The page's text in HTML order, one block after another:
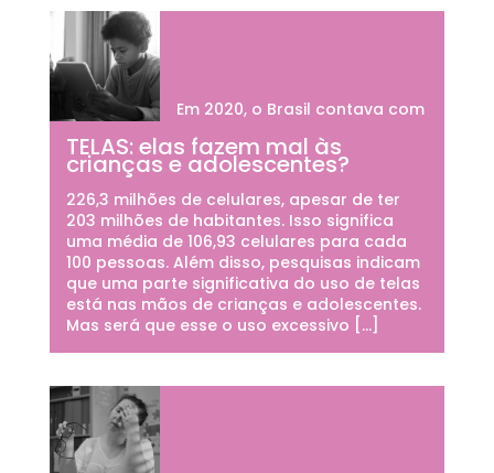
TELAS: elas fazem mal às
crianças e adolescentes?
Em 2020, o Brasil contava com
226,3 milhões de celulares, apesar de ter
203 milhões de habitantes. Isso significa
uma média de 106,93 celulares para cada
100 pessoas. Além disso, pesquisas indicam
que uma parte significativa do uso de telas
está nas mãos de crianças e adolescentes.
Mas será que esse o uso excessivo […]